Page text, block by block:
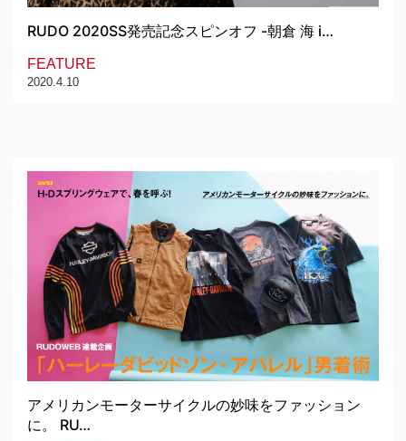
RUDO 2020SS発売記念スピンオフ -朝倉 海 i…
FEATURE
2020.4.10
アメリカンモーターサイクルの妙味をファッション
に。 RU…